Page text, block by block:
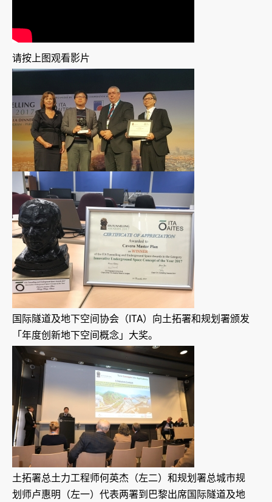
请按上图观看影片
国际隧道及地下空间协会（ITA）向土拓署和规划署颁发
「年度创新地下空间概念」大奖。
土拓署总土力工程师何英杰（左二）和规划署总城市规
划师卢惠明（左一）代表两署到巴黎出席国际隧道及地